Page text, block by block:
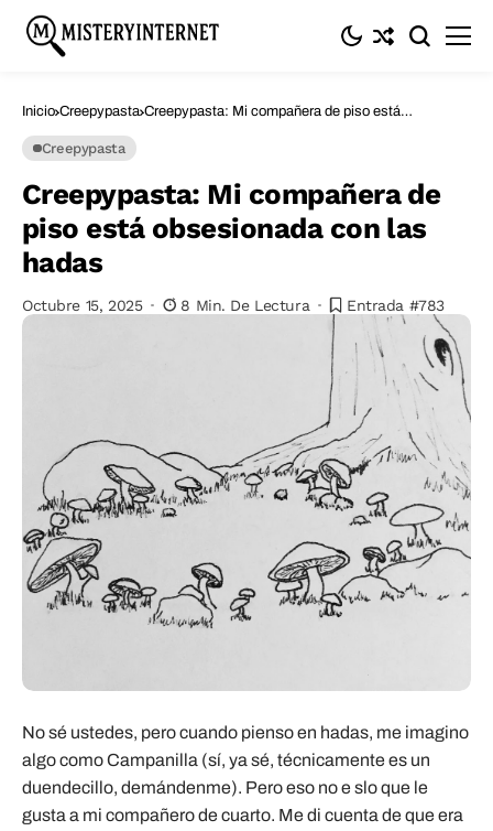
Inicio Creepypasta Creepypasta: Mi compañera de piso está
Creepypasta
Creepypasta: Mi compañera de
piso está obsesionada con las
hadas
Octubre 15, 2025 8 Min. De Lectura Entrada #783
No sé ustedes, pero cuando pienso en hadas, me imagino
algo como Campanilla (sí, ya sé, técnicamente es un
duendecillo, demándenme). Pero eso no e slo que le
gusta a mi compañero de cuarto. Me di cuenta de que era